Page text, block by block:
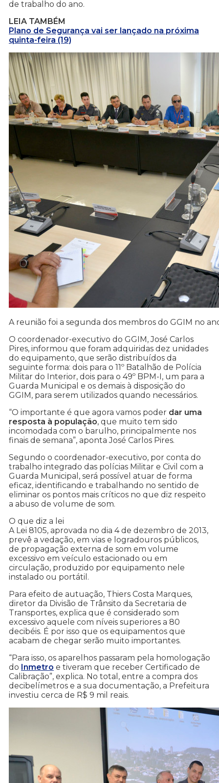
de trabalho do ano.
LEIA TAMBÉM
Plano de Segurança vai ser lançado na próxima
quinta-feira (19)
A reunião foi a segunda dos membros do GGIM no
O coordenador-executivo do GGIM, José Carlos
Pires, informou que foram adquiridas dez unidades
do equipamento, que serão distribuídos da
seguinte forma: dois para o 11º Batalhão de Polícia
Militar do Interior, dois para o 49º BPM-I, um para a
Guarda Municipal e os demais à disposição do
GGIM, para serem utilizados quando necessários.
“O importante é que agora vamos poder dar uma
resposta à população, que muito tem sido
incomodada com o barulho, principalmente nos
finais de semana”, aponta José Carlos Pires.
Segundo o coordenador-executivo, por conta do
trabalho integrado das polícias Militar e Civil com a
Guarda Municipal, será possível atuar de forma
eficaz, identificando e trabalhando no sentido de
eliminar os pontos mais críticos no que diz respeito
a abuso de volume de som.
O que diz a lei
A Lei 8105, aprovada no dia 4 de dezembro de 2013,
prevê a vedação, em vias e logradouros públicos,
de propagação externa de som em volume
excessivo em veículo estacionado ou em
circulação, produzido por equipamento nele
instalado ou portátil.
Para efeito de autuação, Thiers Costa Marques,
diretor da Divisão de Trânsito da Secretaria de
Transportes, explica que é considerado som
excessivo aquele com níveis superiores a 80
decibéis. É por isso que os equipamentos que
acabam de chegar serão muito importantes.
“Para isso, os aparelhos passaram pela homologação
do Inmetro e tiveram que receber Certificado de
Calibração”, explica. No total, entre a compra dos
decibelímetros e a sua documentação, a Prefeitura
investiu cerca de R$ 9 mil reais.